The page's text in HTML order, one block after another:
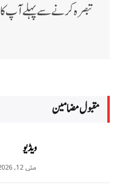
تبصرہ کرنے سے پہلے آپ کا
مقبول مضامين
ویڈیو
مئی 12, 2026